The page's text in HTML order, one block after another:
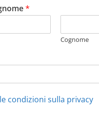
*
Cognome
le condizioni sulla privacy